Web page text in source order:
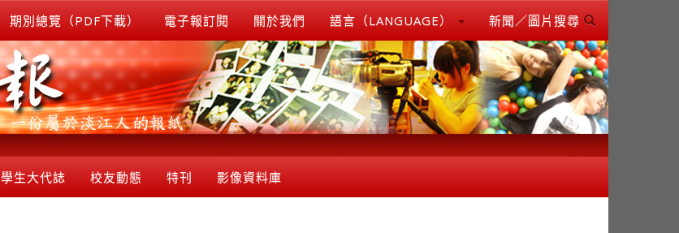
期別總覽（PDF下載） 電子報訂閱 關於我們 語言（LANGUAGE） 新聞／圖片搜尋
學生大代誌 校友動態 特刊 影像資料庫